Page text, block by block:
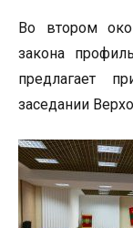
Во втором
закона
предлагает
заседании